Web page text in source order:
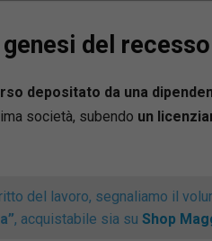
del
depositato da una
società, subendo un
del lavoro, segnaliamo il
, acquistabile sia su Shop